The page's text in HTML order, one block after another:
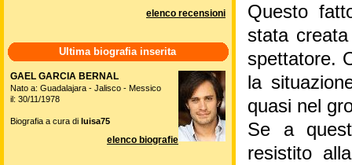
Questo
stata
spettatore.
la
quasi nel
Se a
resistito
elenco recensioni
Ultima biografia inserita
GAEL GARCIA BERNAL
Nato a: Guadalajara - Jalisco - Messico
il: 30/11/1978
Biografia a cura di luisa75
elenco biografie